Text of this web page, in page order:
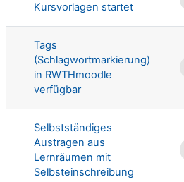
Kursvorlagen startet
Tags
(Schlagwortmarkierung)
in RWTHmoodle
verfügbar
Selbstständiges
Austragen aus
Lernräumen mit
Selbsteinschreibung